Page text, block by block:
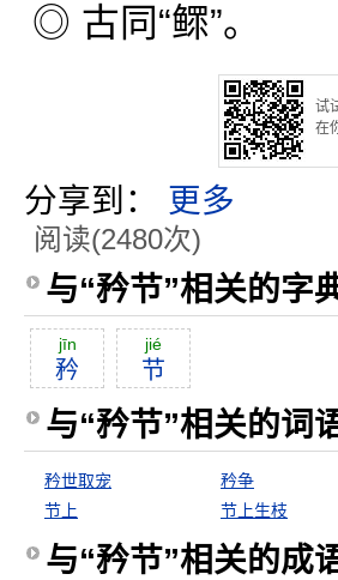
◎ 古同“鳏”。
试
在
分享到： 更多
阅读(2480次)
与“矜节”相关的字
jīn
矜
jié
节
与“矜节”相关的词
矜世取宠 矜争
节上
节上生枝
与“矜节”相关的成